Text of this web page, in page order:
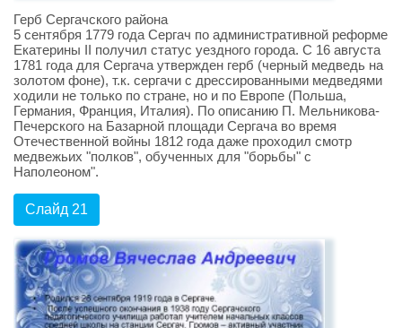
Герб Сергачского района
5 сентября 1779 года Сергач по административной реформе
Екатерины II получил статус уездного города. С 16 августа
1781 года для Сергача утвержден герб (черный медведь на
золотом фоне), т.к. сергачи с дрессированными медведями
ходили не только по стране, но и по Европе (Польша,
Германия, Франция, Италия). По описанию П. Мельникова-
Печерского на Базарной площади Сергача во время
Отечественной войны 1812 года даже проходил смотр
медвежьих "полков", обученных для "борьбы" с
Наполеоном".
Слайд 21